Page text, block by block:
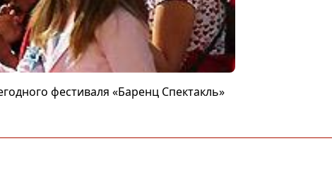
фестиваля «Баренц Спектакль»